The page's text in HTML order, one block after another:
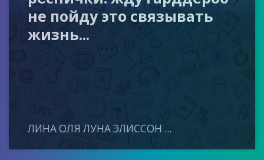
не пойду это связывать
жизнь...
ЛИНА ОЛЯ ЛУНА ЭЛИССОН ...